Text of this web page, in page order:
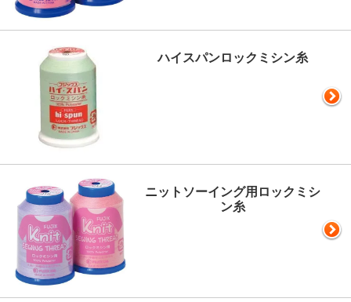
ハイスパンロックミシン糸
ニットソーイング用ロックミシ
ン糸